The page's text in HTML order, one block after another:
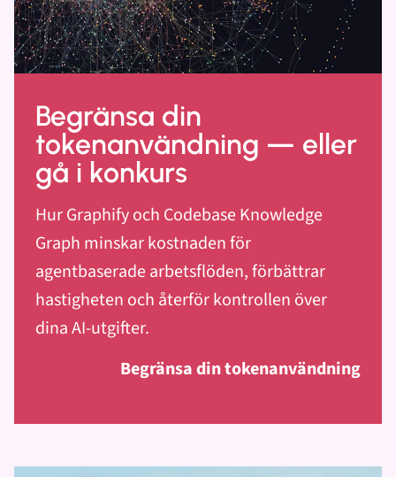
Begränsa din
tokenanvändning — eller
gå i konkurs
Hur Graphify och Codebase Knowledge
Graph minskar kostnaden för
agentbaserade arbetsflöden, förbättrar
hastigheten och återför kontrollen över
dina AI-utgifter.
Begränsa din tokenanvändning